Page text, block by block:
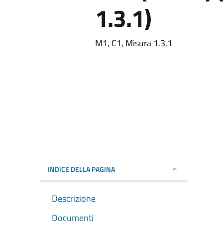
1.3.1)
M1, C1, Misura 1.3.1
INDICE DELLA PAGINA
Descrizione
Documenti